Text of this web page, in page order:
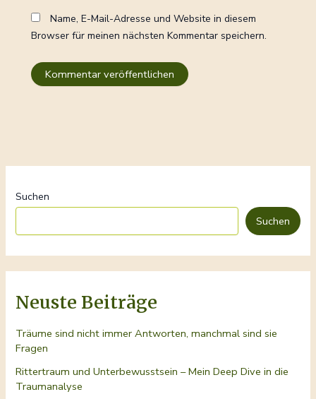
Name, E-Mail-Adresse und Website in diesem
Browser für meinen nächsten Kommentar speichern.
Suchen
Suchen
Neuste Beiträge
Träume sind nicht immer Antworten, manchmal sind sie
Fragen
Rittertraum und Unterbewusstsein – Mein Deep Dive in die
Traumanalyse